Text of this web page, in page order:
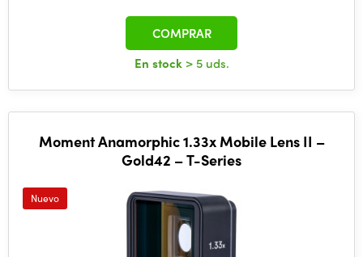
En stock > 5 uds.
COMPRAR
Moment Anamorphic 1.33x Mobile Lens II –
Gold42 – T-Series
Nuevo